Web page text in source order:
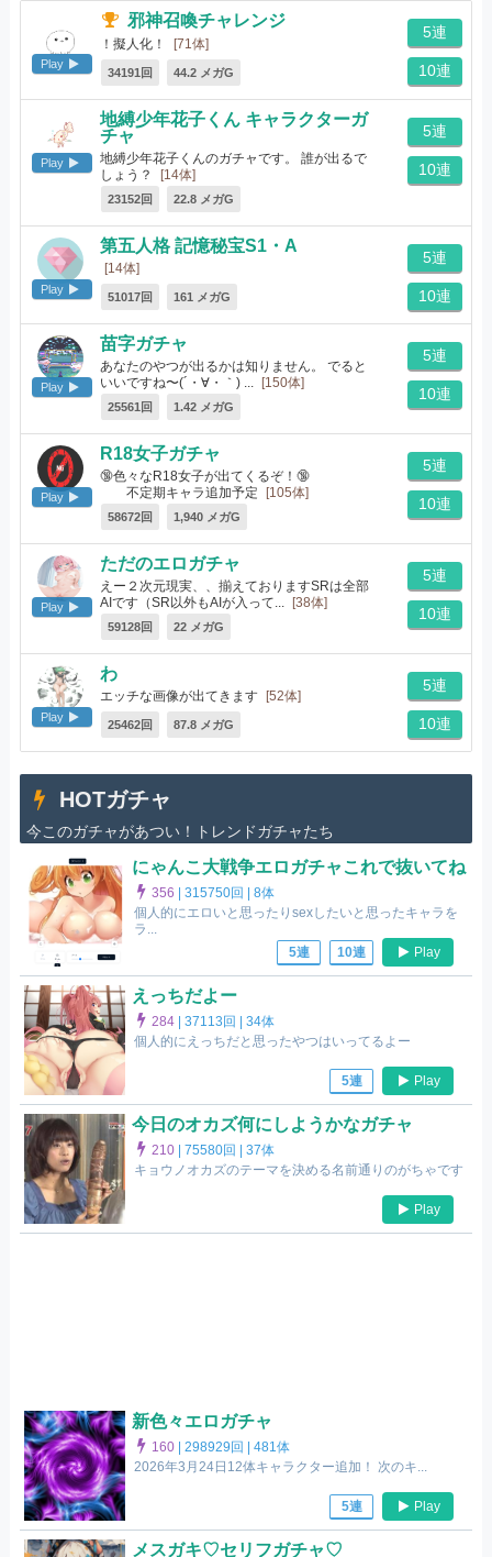
Play
邪神召喚チャレンジ
！擬人化！ [71体]
34191回 44.2 メガG
5連
10連
Play
地縛少年花子くん キャラクターガ
チャ
地縛少年花子くんのガチャです。 誰が出るで
しょう？
[14体]
23152回 22.8 メガG
5連
10連
Play
第五人格 記憶秘宝S1・A
[14体]
51017回 161 メガG
5連
10連
Play
苗字ガチャ
あなたのやつが出るかは知りません。 でると
いいですね〜(´・∀・｀) ...
[150体]
25561回 1.42 メガG
5連
10連
Play
R18女子ガチャ
🔞色々なR18女子が出てくるぞ！🔞
不定期キャラ追加予定 [105体]
58672回 1,940 メガG
5連
10連
Play
ただのエロガチャ
えー２次元現実、、揃えておりますSRは全部
AIです（SR以外もAIが入って...
[38体]
59128回 22 メガG
5連
10連
Play
わ
エッチな画像が出てきます [52体]
25462回 87.8 メガG
5連
10連
HOTガチャ
今このガチャがあつい！トレンドガチャたち
にゃんこ大戦争エロガチャこれで抜いてね
356 |315750回 |8体
個人的にエロいと思ったりsexしたいと思ったキャラを
ラ...
5連
10連 Play
えっちだよー
284 |37113回 |34体
個人的にえっちだと思ったやつはいってるよー
5連 Play
今日のオカズ何にしようかなガチャ
210 |75580回 |37体
キョウノオカズのテーマを決める名前通りのがちゃです
Play
新色々エロガチャ
160 |298929回 |481体
2026年3月24日12体キャラクター追加！ 次のキ...
5連 Play
メスガキ♡セリフガチャ♡